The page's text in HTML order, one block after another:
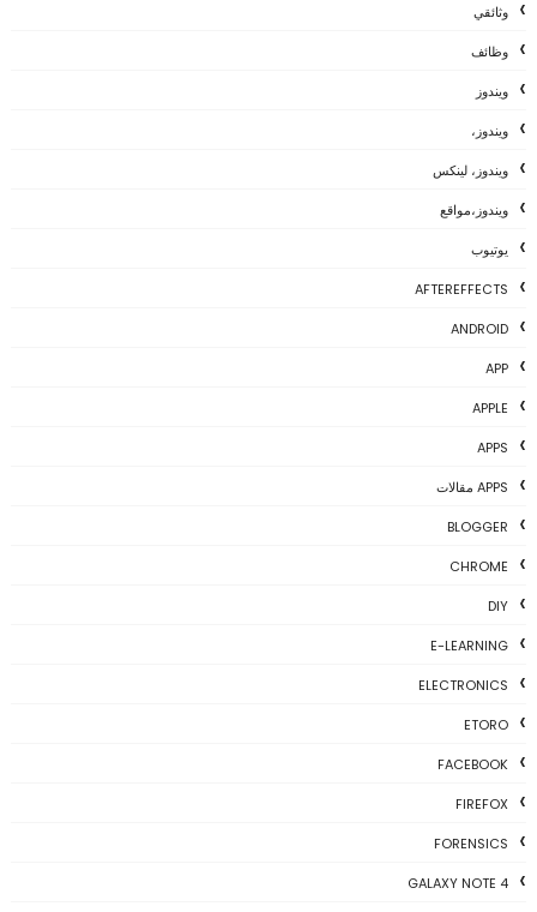
وثائقي
وظائف
ويندوز
ويندوز،
ويندوز، لينكس
ويندوز،مواقع
يوتيوب
AFTEREFFECTS
ANDROID
APP
APPLE
APPS
APPS مقالات
BLOGGER
CHROME
DIY
E-LEARNING
ELECTRONICS
ETORO
FACEBOOK
FIREFOX
FORENSICS
GALAXY NOTE 4